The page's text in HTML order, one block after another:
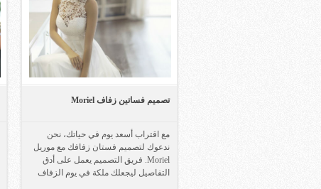
تصميم فساتين زفاف Moriel
مع اقتراب أسعد يوم في حياتك، نحن
ندعوك لتصميم فستان زفافك مع موريل
Moriel. فريق التصميم يعمل على أدق
التفاصيل ليجعلك ملكة في يوم الزفاف